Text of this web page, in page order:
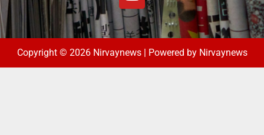
Copyright © 2026 Nirvaynews | Powered by Nirvaynews